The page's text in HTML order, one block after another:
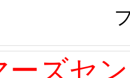
たし
ル期
ーズセ